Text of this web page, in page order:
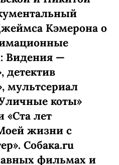
Кэмерона о
Видения —
детектив
мультсериал
коты»
«Ста лет
жизни с
Собака.ru
фильмах и